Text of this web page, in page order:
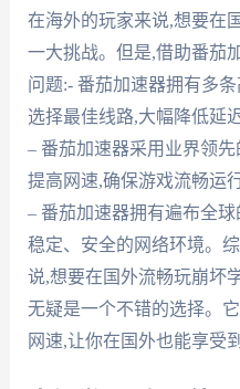
在海外的玩家来说,想要在
一大挑战。但是,借助番茄
问题:- 番茄加速器拥有多
选择最佳线路,大幅降低延迟
– 番茄加速器采用业界领
提高网速,确保游戏流畅运行
– 番茄加速器拥有遍布全
稳定、安全的网络环境。
说,想要在国外流畅玩崩坏
无疑是一个不错的选择。
网速,让你在国外也能享受